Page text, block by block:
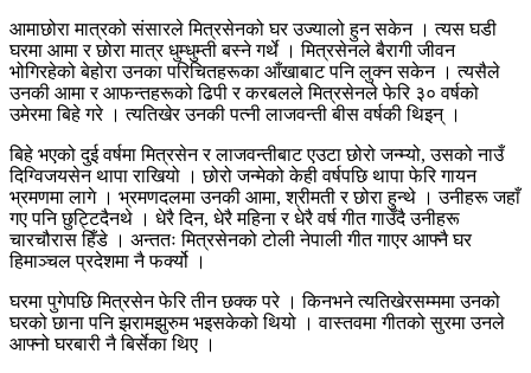
आमाछोरा मात्रको संसारले मित्रसेनको घर उज्यालो हुन सकेन । त्यस घडी
घरमा आमा र छोरा मात्र धुम्धुम्ती बस्ने गर्थे । मित्रसेनले बैरागी जीवन
भोगिरहेको बेहोरा उनका परिचितहरूका आँखाबाट पनि लुक्न सकेन । त्यसैले
उनकी आमा र आफन्तहरूको ढिपी र करबलले मित्रसेनले फेरि ३० वर्षको
उमेरमा बिहे गरे । त्यतिखेर उनकी पत्नी लाजवन्ती बीस वर्षकी थिइन् ।
बिहे भएको दुई वर्षमा मित्रसेन र लाजवन्तीबाट एउटा छोरो जन्म्यो, उसको नाउँ
दिग्विजयसेन थापा राखियो । छोरो जन्मेको केही वर्षपछि थापा फेरि गायन
भ्रमणमा लागे । भ्रमणदलमा उनकी आमा, श्रीमती र छोरा हुन्थे । उनीहरू जहाँ
गए पनि छुट्टिदैनथे । धेरै दिन, धेरै महिना र धेरै वर्ष गीत गाउँदै उनीहरू
चारचौरास हिँडे । अन्ततः मित्रसेनको टोली नेपाली गीत गाएर आफ्नै घर
हिमाञ्चल प्रदेशमा नै फर्क्यो ।
घरमा पुगेपछि मित्रसेन फेरि तीन छक्क परे । किनभने त्यतिखेरसम्ममा उनको
घरको छाना पनि झरामझुरुम भइसकेको थियो । वास्तवमा गीतको सुरमा उनले
आफ्नो घरबारी नै बिर्सेका थिए ।